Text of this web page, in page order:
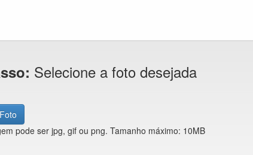
Selecione a foto desejada
pode ser jpg, gif ou png. Tamanho máximo: 10MB